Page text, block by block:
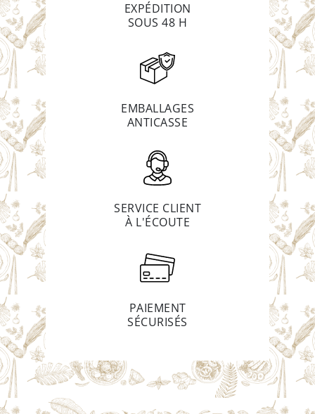
EXPÉDITION
SOUS 48 H
EMBALLAGES
ANTICASSE
SERVICE CLIENT
À L'ÉCOUTE
PAIEMENT
SÉCURISÉS